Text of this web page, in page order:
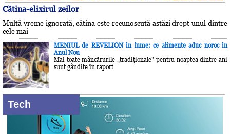
Cătina-elixirul zeilor
Multă vreme ignorată, cătina este recunoscută astăzi drept unul dintre
cele mai
MENIUL de REVELION în lume: ce alimente aduc noroc în
Anul Nou
Mai toate mâncărurile „tradiţionale” pentru noaptea dintre ani
sunt gândite în raport
Tech